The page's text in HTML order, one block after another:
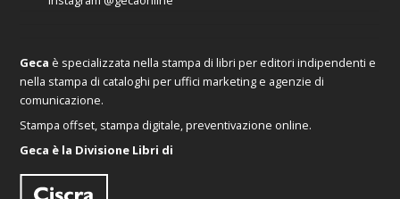
Geca è specializzata nella stampa di libri per editori indipendenti e
nella stampa di cataloghi per uffici marketing e agenzie di
comunicazione.
Stampa offset, stampa digitale, preventivazione online.
Geca è la Divisione Libri di